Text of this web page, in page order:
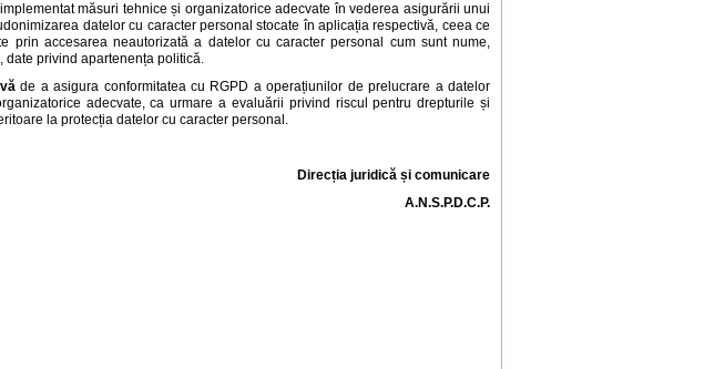
măsuri tehnice și organizatorice adecvate în vederea asigurării unui
datelor cu caracter personal stocate în aplicația respectivă, ceea ce
prin accesarea neautorizată a datelor cu caracter personal cum sunt nume,
date privind apartenența politică.
de a asigura conformitatea cu RGPD a operațiunilor de prelucrare a datelor
adecvate, ca urmare a evaluării privind riscul pentru drepturile și
la protecția datelor cu caracter personal.
Direcția juridică și comunicare
A.N.S.P.D.C.P.